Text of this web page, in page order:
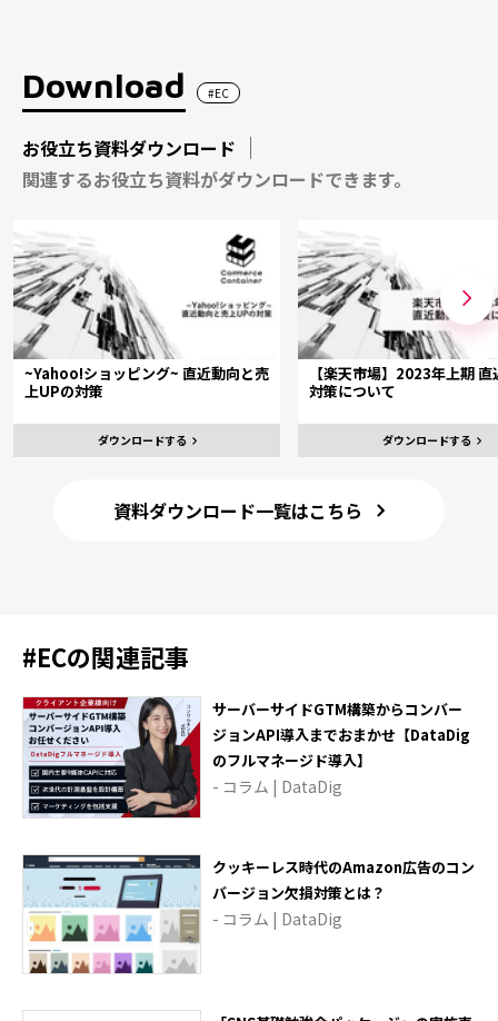
Download #EC
お役立ち資料ダウンロード
関連するお役立ち資料がダウンロードできます。
~Yahoo!ショッピング~ 直近動向と売
上UPの対策
ダウンロードする
【楽天市場】2023年上期
対策について
ダウンロードする
資料ダウンロード一覧はこちら
#ECの関連記事
サーバーサイドGTM構築からコンバー
ジョンAPI導入までおまかせ【DataDig
のフルマネージド導入】
- コラム | DataDig
クッキーレス時代のAmazon広告のコン
バージョン欠損対策とは？
- コラム | DataDig